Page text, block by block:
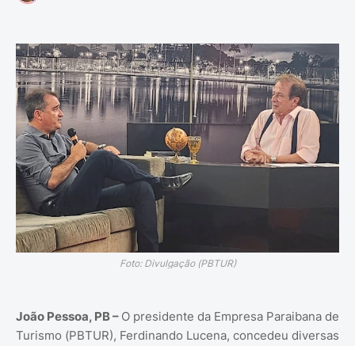
Foto: Divulgação (PBTUR)
João Pessoa, PB – O presidente da Empresa Paraibana de
Turismo (PBTUR), Ferdinando Lucena, concedeu diversas